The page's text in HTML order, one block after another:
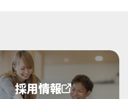
採用情報